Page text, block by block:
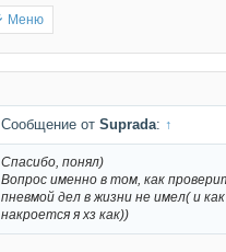
Меню
Сообщение от Suprada: ↑
Спасибо, понял)
Вопрос именно в том, как
пневмой дел в жизни не имел( и
накроется я хз как))